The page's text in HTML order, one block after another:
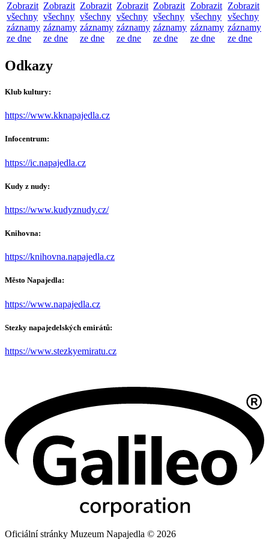
Zobrazit
všechny
záznamy
ze dne
Zobrazit
všechny
záznamy
ze dne
Zobrazit
všechny
záznamy
ze dne
Zobrazit
všechny
záznamy
ze dne
Zobrazit
všechny
záznamy
ze dne
Zobrazit
všechny
záznamy
ze dne
Zobrazit
všechny
záznamy
ze dne
Odkazy
Klub kultury:
https://www.kknapajedla.cz
Infocentrum:
https://ic.napajedla.cz
Kudy z nudy:
https://www.kudyznudy.cz/
Knihovna:
https://knihovna.napajedla.cz
Město Napajedla:
https://www.napajedla.cz
Stezky napajedelských emirátů:
https://www.stezkyemiratu.cz
Oficiální stránky Muzeum Napajedla © 2026